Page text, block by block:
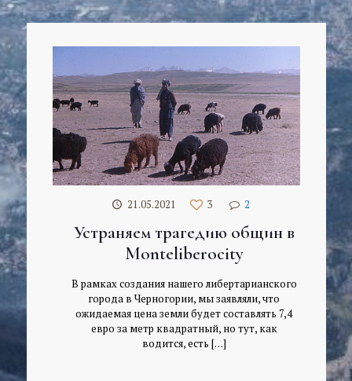
21.05.2021 3 2
Устраняем трагедию общин в
Monteliberocity
В рамках создания нашего либертарианского
города в Черногории, мы заявляли, что
ожидаемая цена земли будет составлять 7,4
евро за метр квадратный, но тут, как
водится, есть […]